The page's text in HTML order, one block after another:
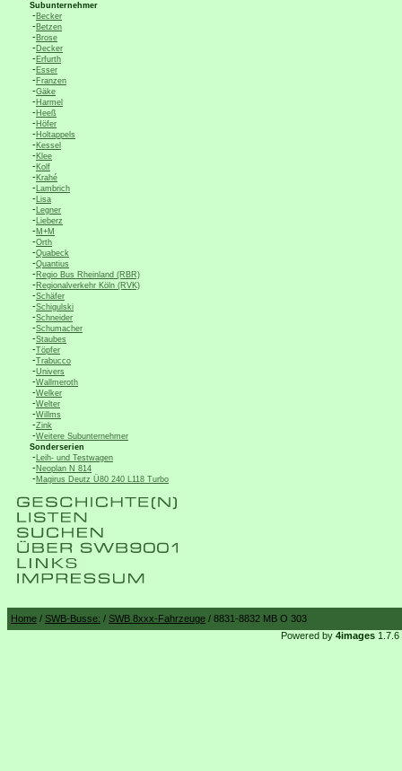
Subunternehmer
-Becker
-Betzen
-Brose
-Decker
-Erfurth
-Esser
-Franzen
-Gäke
-Harmel
-Heeß
-Höfer
-Holtappels
-Kessel
-Klee
-Kolf
-Krahé
-Lambrich
-Lisa
-Legner
-Lieberz
-M+M
-Orth
-Quabeck
-Quantius
-Regio Bus Rheinland (RBR)
-Regionalverkehr Köln (RVK)
-Schäfer
-Schigulski
-Schneider
-Schumacher
-Staubes
-Töpfer
-Trabucco
-Univers
-Wallmeroth
-Welker
-Welter
-Willms
-Zink
-Weitere Subunternehmer
Sonderserien
-Leih- und Testwagen
-Neoplan N 814
-Magirus Deutz Ü80 240 L118 Turbo
Home / SWB-Busse: / SWB 8xxx-Fahrzeuge / 8831-8832 MB O 303
Powered by 4images1.7.6